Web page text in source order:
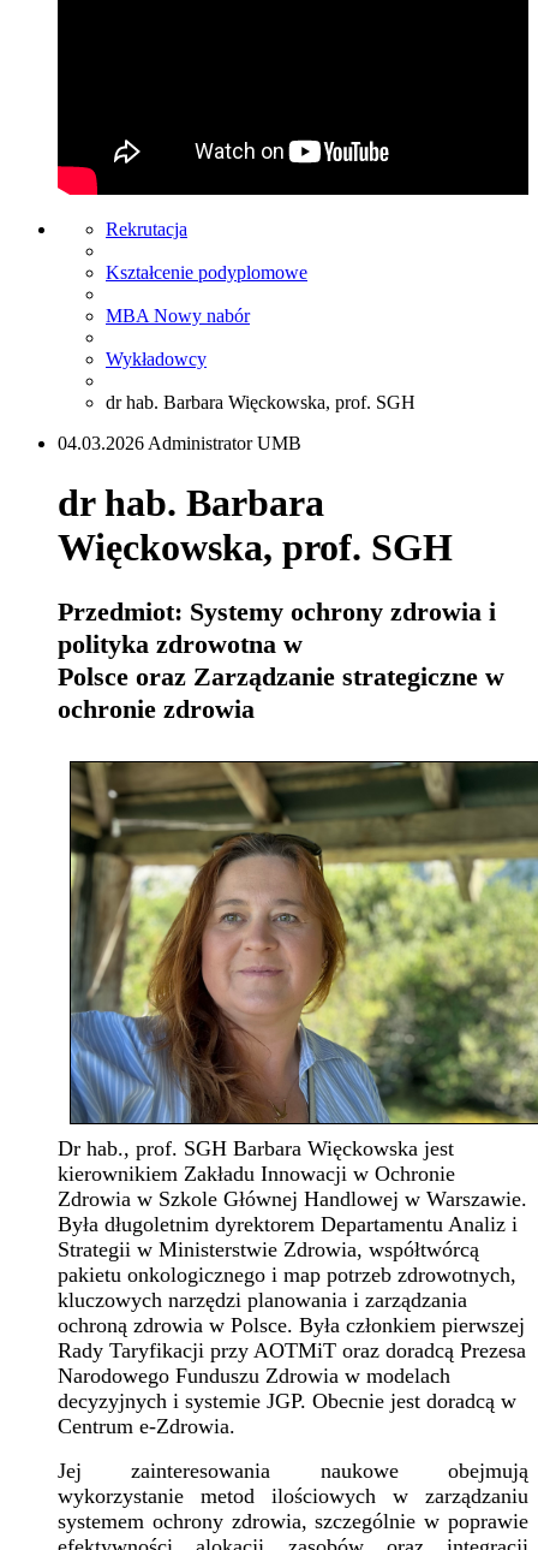
Rekrutacja
Kształcenie podyplomowe
MBA Nowy nabór
Wykładowcy
dr hab. Barbara Więckowska, prof. SGH
04.03.2026 Administrator UMB
dr hab. Barbara
Więckowska, prof. SGH
Przedmiot: Systemy ochrony zdrowia i
polityka zdrowotna w
Polsce oraz Zarządzanie strategiczne w
ochronie zdrowia
Dr hab., prof. SGH Barbara Więckowska jest
kierownikiem Zakładu Innowacji w Ochronie
Zdrowia w Szkole Głównej Handlowej w Warszawie.
Była długoletnim dyrektorem Departamentu Analiz i
Strategii w Ministerstwie Zdrowia, współtwórcą
pakietu onkologicznego i map potrzeb zdrowotnych,
kluczowych narzędzi planowania i zarządzania
ochroną zdrowia w Polsce. Była członkiem pierwszej
Rady Taryfikacji przy AOTMiT oraz doradcą Prezesa
Narodowego Funduszu Zdrowia w modelach
decyzyjnych i systemie JGP. Obecnie jest doradcą w
Centrum e-Zdrowia.
Jej zainteresowania naukowe obejmują
wykorzystanie metod ilościowych w zarządzaniu
systemem ochrony zdrowia, szczególnie w poprawie